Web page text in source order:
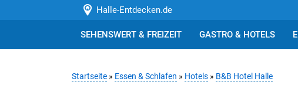
Halle-Entdecken.de
SEHENSWERT & FREIZEIT GASTRO & HOTELS
Startseite » Essen & Schlafen » Hotels » B&B Hotel Halle